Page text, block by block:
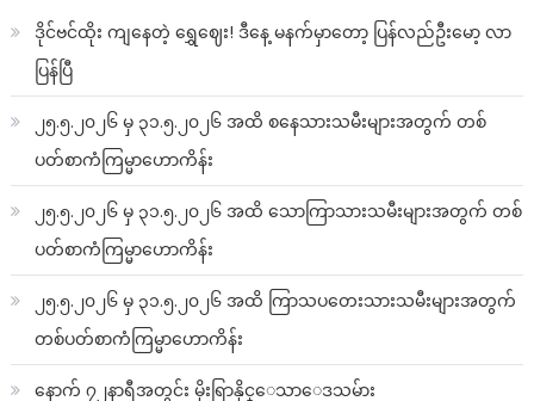
ဒိုင်ဗင်ထိုး ကျနေတဲ့ ရွှေဈေး! ဒီနေ့ မနက်မှာတော့ ပြန်လည်ဦးမော့ လာ
ပြန်ပြီ
၂၅.၅.၂၀၂၆ မှ ၃၁.၅.၂၀၂၆ အထိ စနေသားသမီးများအတွက် တစ်
ပတ်စာကံကြမ္မာဟောကိန်း
၂၅.၅.၂၀၂၆ မှ ၃၁.၅.၂၀၂၆ အထိ သောကြာသားသမီးများအတွက် တစ်
ပတ်စာကံကြမ္မာဟောကိန်း
၂၅.၅.၂၀၂၆ မှ ၃၁.၅.၂၀၂၆ အထိ ကြာသပတေးသားသမီးများအတွက်
တစ်ပတ်စာကံကြမ္မာဟောကိန်း
နောက် ၇၂နာရီအတွင်း မိုးရြာနိုင္ေသာေဒသမ်ား